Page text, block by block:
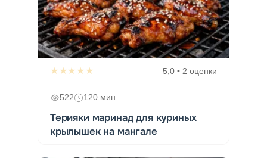
★★★★★ 5,0 • 2 оценки
522 120 мин
Терияки маринад для куриных
крылышек на мангале